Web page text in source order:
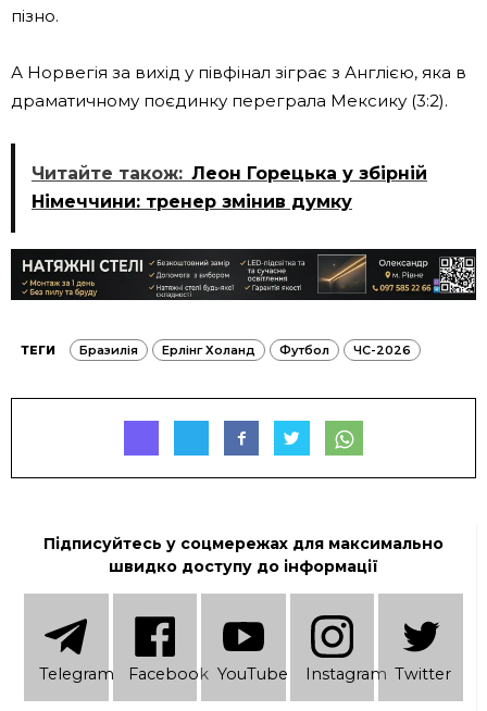
пізно.
А Норвегія за вихід у півфінал зіграє з Англією, яка в
драматичному поєдинку переграла Мексику (3:2).
Читайте також: Леон Горецька у збірній
Німеччини: тренер змінив думку
ТЕГИ Бразилія Ерлінг Холанд Футбол ЧС-2026
Підписуйтесь у соцмережах для максимально
швидко доступу до інформації
Telеgram Facebook YouTube Instagram Twitter